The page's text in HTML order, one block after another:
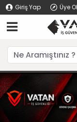
Giriş Yap Üye Ol